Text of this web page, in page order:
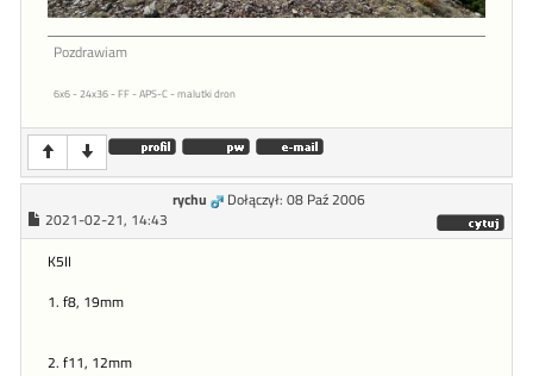
Pozdrawiam
6x6 - 24x36 - FF - APS-C - malutki dron
rychu
Dołączył: 08 Paź 2006
2021-02-21, 14:43
K5II
1. f8, 19mm
2. f11, 12mm